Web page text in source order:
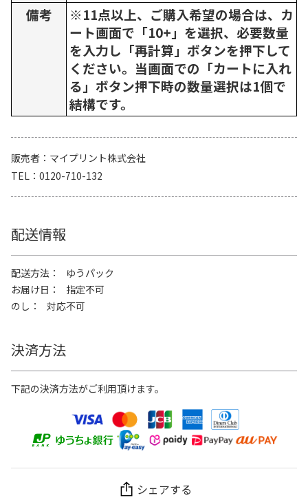
備考
※11点以上、ご購入希望の場合は、カ
ート画面で「10+」を選択、必要数量
を入力し「再計算」ボタンを押下して
ください。当画面での「カートに入れ
る」ボタン押下時の数量選択は1個で
結構です。
販売者
マイプリント株式会社
TEL
0120-710-132
配送情報
配送方法
ゆうパック
お届け日
指定不可
のし
対応不可
決済方法
下記の決済方法がご利用頂けます。
シェアする